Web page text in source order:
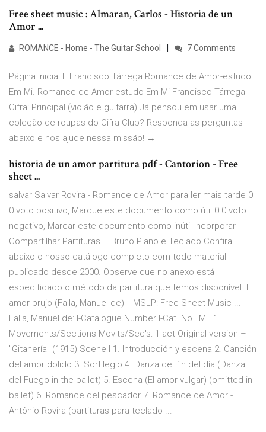
Free sheet music : Almaran, Carlos - Historia de un
Amor ...
ROMANCE - Home - The Guitar School 7 Comments
Página Inicial F Francisco Tárrega Romance de Amor-estudo
Em Mi. Romance de Amor-estudo Em Mi Francisco Tárrega
Cifra: Principal (violão e guitarra) Já pensou em usar uma
coleção de roupas do Cifra Club? Responda as perguntas
abaixo e nos ajude nessa missão! →
historia de un amor partitura pdf - Cantorion - Free
sheet ...
salvar Salvar Rovira - Romance de Amor para ler mais tarde 0
0 voto positivo, Marque este documento como útil 0 0 voto
negativo, Marcar este documento como inútil Incorporar
Compartilhar Partituras – Bruno Piano e Teclado Confira
abaixo o nosso catálogo completo com todo material
publicado desde 2000. Observe que no anexo está
especificado o método da partitura que temos disponível. El
amor brujo (Falla, Manuel de) - IMSLP: Free Sheet Music ...
Falla, Manuel de: I-Catalogue Number I-Cat. No. IMF 1
Movements/Sections Mov'ts/Sec's: 1 act Original version –
"Gitanería" (1915) Scene I 1. Introducción y escena 2. Canción
del amor dolido 3. Sortilegio 4. Danza del fin del día (Danza
del Fuego in the ballet) 5. Escena (El amor vulgar) (omitted in
ballet) 6. Romance del pescador 7. Romance de Amor -
Antônio Rovira (partituras para teclado ...